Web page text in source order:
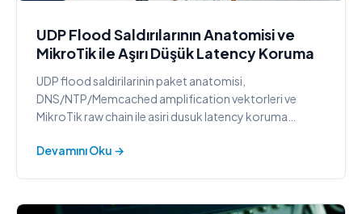
UDP Flood Saldırılarının Anatomisi ve
MikroTik ile Aşırı Düşük Latency Koruma
UDP flood saldirilarinin paket anatomisi,
DNS/NTP/Memcached amplification vektorleri ve
MikroTik raw chain ile asiri dusuk latency koruma
Devamını Oku →